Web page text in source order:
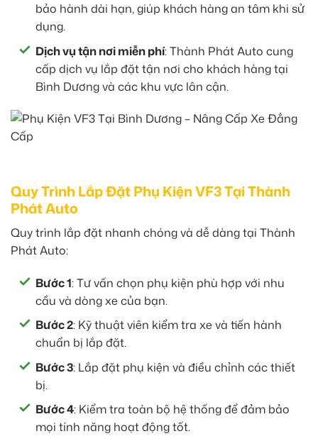
bảo hành dài hạn, giúp khách hàng an tâm khi sử
dụng.
Dịch vụ tận nơi miễn phí: Thành Phát Auto cung
cấp dịch vụ lắp đặt tận nơi cho khách hàng tại
Bình Dương và các khu vực lân cận.
Quy Trình Lắp Đặt Phụ Kiện VF3 Tại Thành
Phát Auto
Quy trình lắp đặt nhanh chóng và dễ dàng tại Thành
Phát Auto:
Bước 1: Tư vấn chọn phụ kiện phù hợp với nhu
cầu và dòng xe của bạn.
Bước 2: Kỹ thuật viên kiểm tra xe và tiến hành
chuẩn bị lắp đặt.
Bước 3: Lắp đặt phụ kiện và điều chỉnh các thiết
bị.
Bước 4: Kiểm tra toàn bộ hệ thống để đảm bảo
mọi tính năng hoạt động tốt.